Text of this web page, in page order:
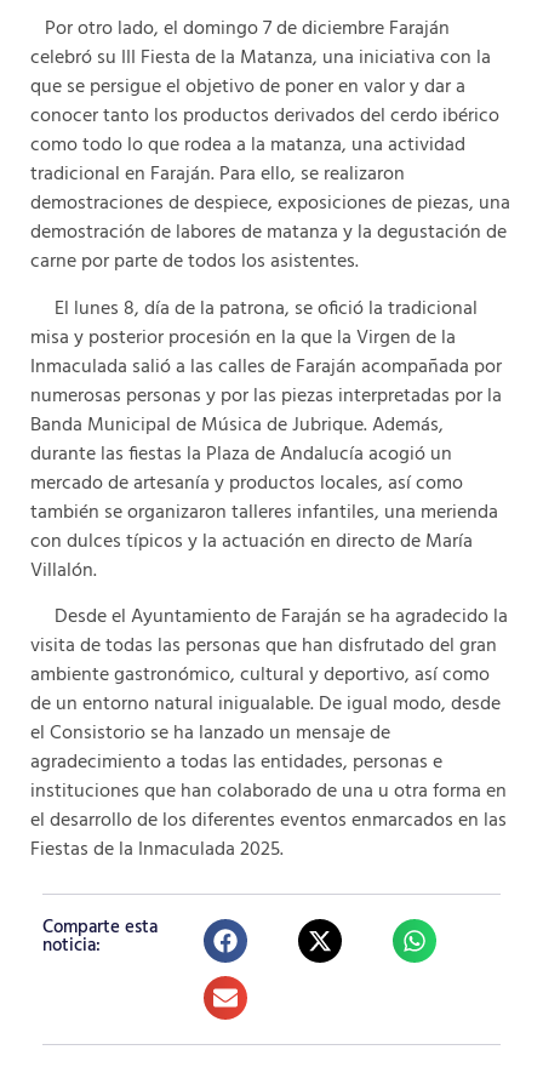
Por otro lado, el domingo 7 de diciembre Faraján
celebró su III Fiesta de la Matanza, una iniciativa con la
que se persigue el objetivo de poner en valor y dar a
conocer tanto los productos derivados del cerdo ibérico
como todo lo que rodea a la matanza, una actividad
tradicional en Faraján. Para ello, se realizaron
demostraciones de despiece, exposiciones de piezas, una
demostración de labores de matanza y la degustación de
carne por parte de todos los asistentes.
El lunes 8, día de la patrona, se ofició la tradicional
misa y posterior procesión en la que la Virgen de la
Inmaculada salió a las calles de Faraján acompañada por
numerosas personas y por las piezas interpretadas por la
Banda Municipal de Música de Jubrique. Además,
durante las fiestas la Plaza de Andalucía acogió un
mercado de artesanía y productos locales, así como
también se organizaron talleres infantiles, una merienda
con dulces típicos y la actuación en directo de María
Villalón.
Desde el Ayuntamiento de Faraján se ha agradecido la
visita de todas las personas que han disfrutado del gran
ambiente gastronómico, cultural y deportivo, así como
de un entorno natural inigualable. De igual modo, desde
el Consistorio se ha lanzado un mensaje de
agradecimiento a todas las entidades, personas e
instituciones que han colaborado de una u otra forma en
el desarrollo de los diferentes eventos enmarcados en las
Fiestas de la Inmaculada 2025.
Comparte esta
noticia: